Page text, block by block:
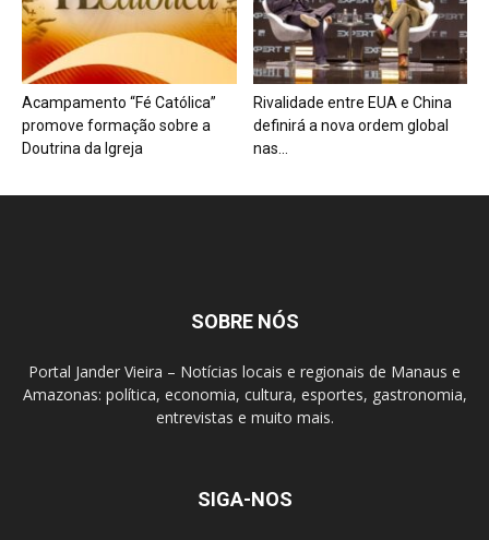
Acampamento “Fé Católica”
promove formação sobre a
Doutrina da Igreja
Rivalidade entre EUA e China
definirá a nova ordem global
nas...
SOBRE NÓS
Portal Jander Vieira – Notícias locais e regionais de Manaus e
Amazonas: política, economia, cultura, esportes, gastronomia,
entrevistas e muito mais.
SIGA-NOS